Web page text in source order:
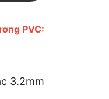
PVC:
3.2mm